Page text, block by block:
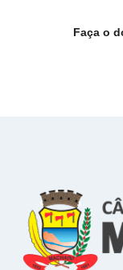
Faça o